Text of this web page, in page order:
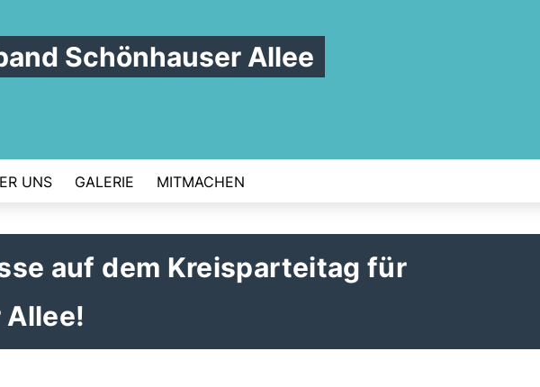
Schönhauser Allee
UNS GALERIE MITMACHEN
auf dem Kreisparteitag für
Allee!